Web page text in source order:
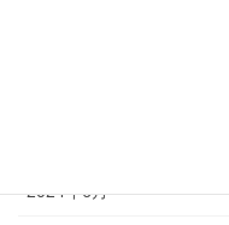
2024年6月